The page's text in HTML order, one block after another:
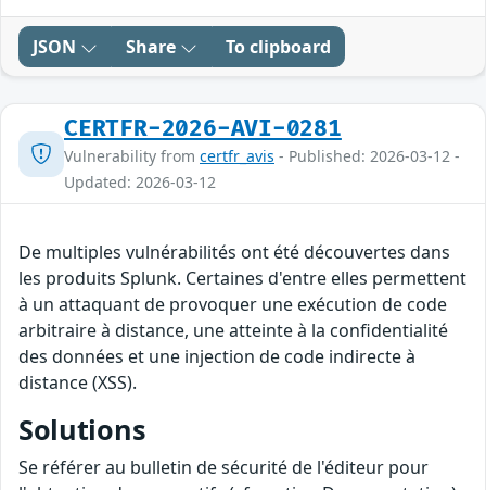
JSON Share To clipboard
CERTFR-2026-AVI-0281
Vulnerability from certfr_avis - Published: 2026-03-12 -
Updated: 2026-03-12
De multiples vulnérabilités ont été découvertes dans
les produits Splunk. Certaines d'entre elles permettent
à un attaquant de provoquer une exécution de code
arbitraire à distance, une atteinte à la confidentialité
des données et une injection de code indirecte à
distance (XSS).
Solutions
Se référer au bulletin de sécurité de l'éditeur pour